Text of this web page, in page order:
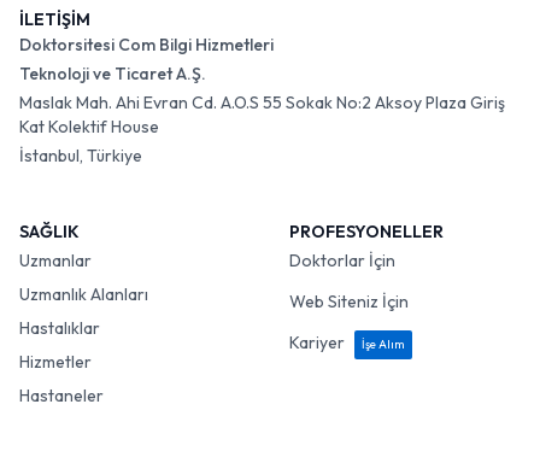
İLETİŞİM
Doktorsitesi Com Bilgi Hizmetleri
Teknoloji ve Ticaret A.Ş.
Maslak Mah. Ahi Evran Cd. A.O.S 55 Sokak No:2 Aksoy Plaza Giriş
Kat Kolektif House
İstanbul, Türkiye
SAĞLIK
Uzmanlar
Uzmanlık Alanları
Hastalıklar
Hizmetler
Hastaneler
PROFESYONELLER
Doktorlar İçin
Web Siteniz İçin
Kariyer
İşe Alım